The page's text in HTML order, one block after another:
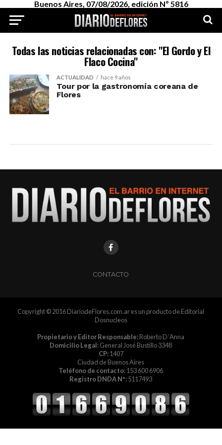
Buenos Aires, 07/08/2026, edición Nº 5816
Todas las noticias relacionadas con: "El Gordo y El
Flaco Cocina"
ACTUALIDAD hace 9 años
Tour por la gastronomía coreana de
Flores
CONTACTO
Copyright © 2016 DiariodeFlores.com.ar es un producto de Editorial
Dosnucleos
Propietario y Editor Responsable:Roberto D´Anna
Domicilio Legal:General José Bustillo 3348
CP:1407
Ciudad de Buenos Aires
Teléfono de contacto:153 600 6906
Registro DNDA Nº:5117493